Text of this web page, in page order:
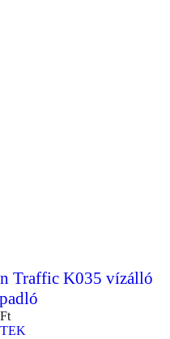
Traffic K035 vízálló
Ft